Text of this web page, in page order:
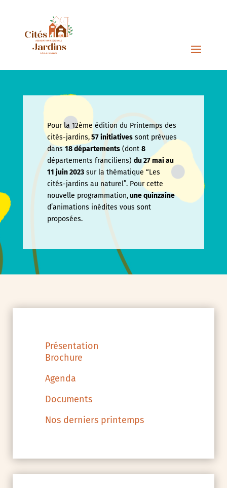
Pour la 12ème édition du Printemps des
cités-jardins,57 initiativessont prévues
dans18 départements(dont 8
départements franciliens) du 27 mai au
11 juin2023sur la thématique “Les
cités-jardins au naturel”. Pour cette
nouvelle programmation,une quinzaine
d’animations inédites vous sont
proposées.
Présentation
Brochure
Agenda
Documents
Nos derniers printemps